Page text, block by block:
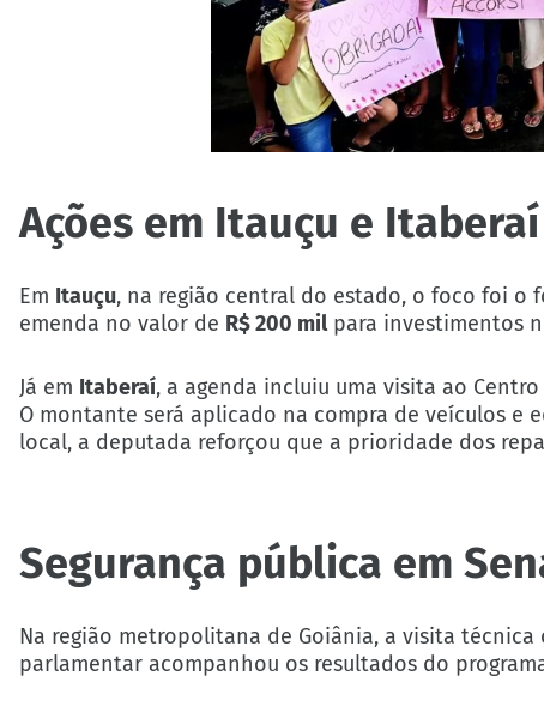
Ações em Itauçu e Itaberaí
Em Itauçu, na região central do estado, o foco foi o
emenda no valor de R$ 200 milpara investimentos
Já em Itaberaí, a agenda incluiu uma visita ao
O montante será aplicado na compra de veículos e
local, a deputada reforçou que a prioridade dos
Segurança pública em
Na região metropolitana de Goiânia, a visita
parlamentar acompanhou os resultados do